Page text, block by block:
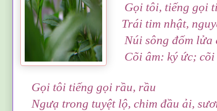
Gọi tôi, tiếng gọi
Trái tim nhật,
Núi sông đốm lửa
Cõi âm: ký ức;
Gọi tôi tiếng gọi rầu, rầu
Ngưạ trong tuyệt lộ, chim đầu ải,